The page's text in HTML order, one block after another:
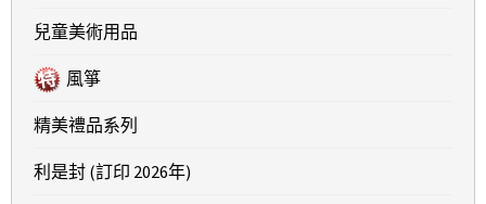
兒童美術用品
風箏
精美禮品系列
利是封 (訂印 2026年)